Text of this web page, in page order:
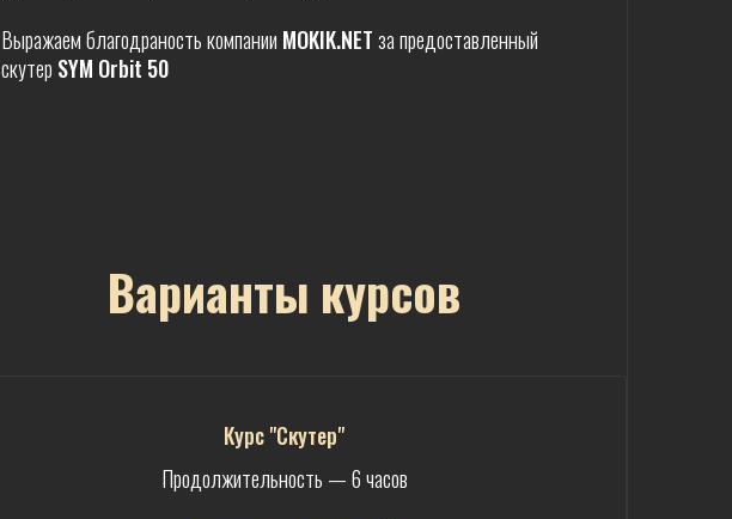
Выражаем благодраность компании MOKIK.NETза предоставленный
скутер SYM Orbit 50
Варианты курсов
Курс "Скутер"
Продолжительность — 6 часов